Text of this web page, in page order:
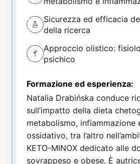
Sicurezza ed efficacia
della ricerca
Approccio olistico:
psichico
Formazione ed esperienza:
Natalia Drabińska conduce
sull’impatto della dieta
metabolismo, infiammazione
ossidativo, tra l’altro
KETO-MINOX dedicato alle
sovrappeso e obese. È